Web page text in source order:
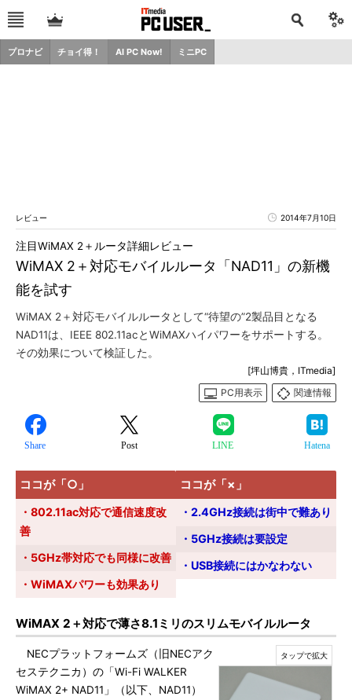
プロナビ チョイ得！ AI PC Now! ミニPC
レビュー 2014年7月10日
WiMAX 2＋対応モバイルルータ「NAD11」の新機
能を試す
注目WiMAX 2＋ルータ詳細レビュー
WiMAX 2＋対応モバイルルータとして“待望の”2製品目となる
NAD11は、IEEE 802.11acとWiMAXハイパワーをサポートする。
その効果について検証した。
[坪山博貴，ITmedia]
PC用表示
関連情報
Share Post LINE Hatena
ココが「○」
・802.11ac対応で通信速度改
善
・5GHz帯対応でも同様に改善
・WiMAXパワーも効果あり
ココが「×」
・2.4GHz接続は街中で難あり
・5GHz接続は要設定
・USB接続にはかなわない
WiMAX 2＋対応で薄さ8.1ミリのスリムモバイルルータ
NECプラットフォームズ（旧NECアク
セステクニカ）の「Wi-Fi WALKER
WiMAX 2+ NAD11」（以下、NAD11）